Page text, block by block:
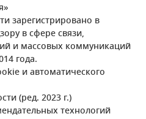
зарегистрировано в
в сфере связи,
и массовых коммуникаций
года.
и автоматического
(ред. 2023 г.)
технологий